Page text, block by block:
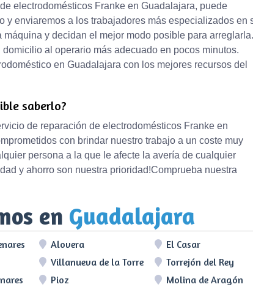
electrodomésticos Franke en Guadalajara, puede
y enviaremos a los trabajadores más especializados en
y decidan el mejor modo posible para
al operario más adecuado en pocos minutos.
en Guadalajara con los mejores recursos del
saberlo?
de reparación de electrodomésticos Franke en
con brindar nuestro trabajo a un coste muy
persona a la que le afecte la avería de cualquier
y ahorro son nuestra prioridad!Comprueba nuestra
en Guadalajara
Alovera
El Casar
Villanueva de la Torre
Torrejón del Rey
Pioz
Molina de Aragón